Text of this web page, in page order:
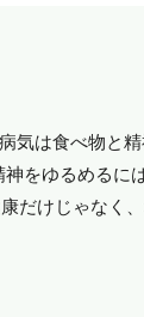
気は食べ物と
をゆるめるに
だけじゃなく